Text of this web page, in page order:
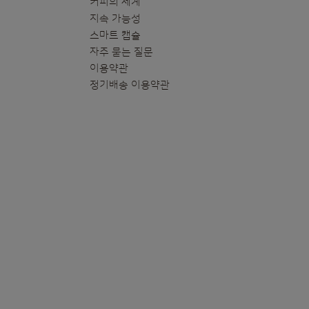
커피의 세계
지속 가능성
스마트 캡슐
자주 묻는 질문
이용약관
정기배송 이용약관